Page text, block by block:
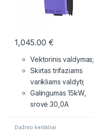
1,045.00 €
Vektorinis valdymas;
Skirtas trifaziams
varikliams valdyti;
Galingumas 15kW,
srovė 30,0A
Dažnio keitikliai